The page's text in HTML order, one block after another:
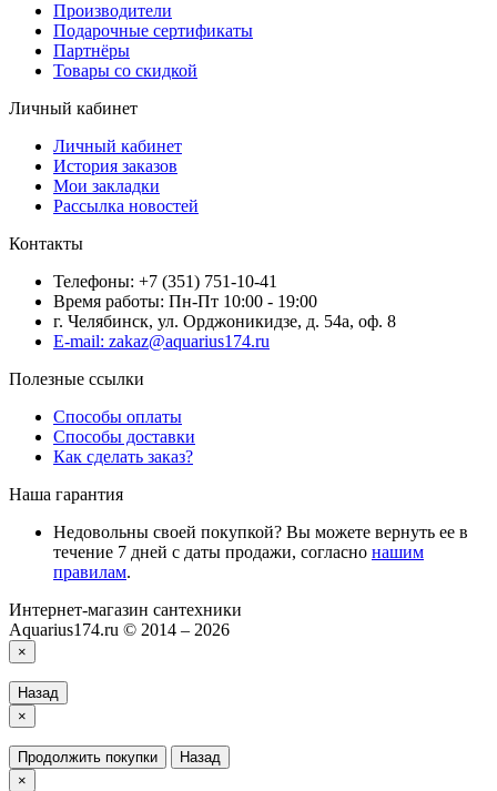
Производители
Подарочные сертификаты
Партнёры
Товары со скидкой
Личный кабинет
Личный кабинет
История заказов
Мои закладки
Рассылка новостей
Контакты
Телефоны: +7 (351) 751-10-41
Время работы: Пн-Пт 10:00 - 19:00
г. Челябинск, ул. Орджоникидзе, д. 54а, оф. 8
E-mail: zakaz@aquarius174.ru
Полезные ссылки
Способы оплаты
Способы доставки
Как сделать заказ?
Наша гарантия
Недовольны своей покупкой? Вы можете вернуть ее в
течение 7 дней с даты продажи, согласно нашим
правилам.
Интернет-магазин сантехники
Aquarius174.ru © 2014 – 2026
×
Назад
×
Продолжить покупки
Назад
×